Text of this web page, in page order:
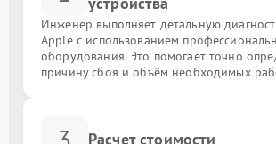
Инженер выполняет детальную
Apple с использованием
оборудования. Это помогает точно
причину сбоя и объём необходимых
Расчет стоимости